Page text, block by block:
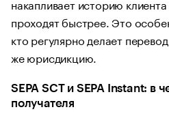
накапливает историю
проходят быстрее. Это
кто регулярно делает
же юрисдикцию.
SEPA SCT и SEPA Instant: в
получателя